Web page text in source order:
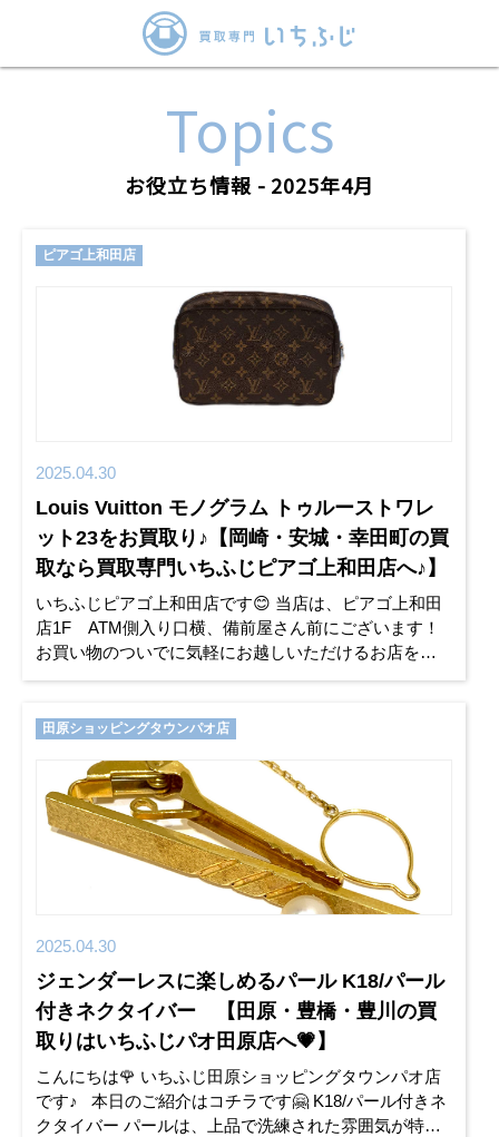
Topics
お役立ち情報 - 2025年4月
ピアゴ上和田店
2025.04.30
Louis Vuitton モノグラム トゥルーストワレ
ット23をお買取り♪【岡崎・安城・幸田町の買
取なら買取専門いちふじピアゴ上和田店へ♪】
いちふじピアゴ上和田店です😊 当店は、ピアゴ上和田
店1F ATM側入り口横、備前屋さん前にございます！
お買い物のついでに気軽にお越しいただけるお店を目
指しております。 ご質問ご相談、査定のみでも構いま
田原ショッピングタウンパオ店
2025.04.30
ジェンダーレスに楽しめるパール K18/パール
付きネクタイバー 【田原・豊橋・豊川の買
取りはいちふじパオ田原店へ💗】
こんにちは🌹 いちふじ田原ショッピングタウンパオ店
です♪ 本日のご紹介はコチラです🤗 K18/パール付きネ
クタイバー パールは、上品で洗練された雰囲気が特徴